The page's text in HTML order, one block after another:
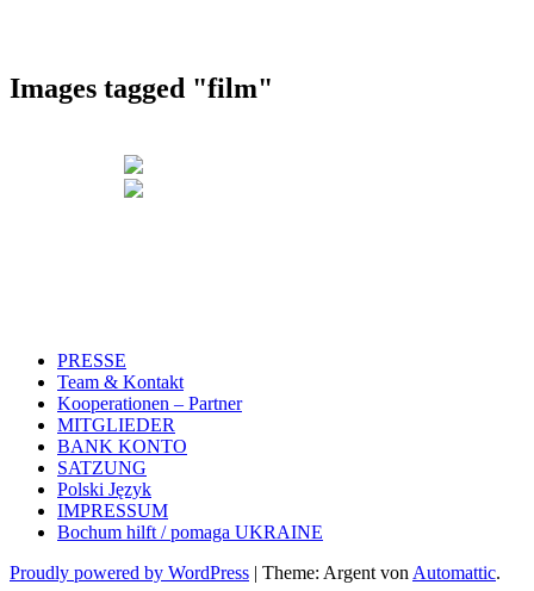
Images tagged "film"
PRESSE
Team & Kontakt
Kooperationen – Partner
MITGLIEDER
BANK KONTO
SATZUNG
Polski Język
IMPRESSUM
Bochum hilft / pomaga UKRAINE
Proudly powered by WordPress | Theme: Argent von Automattic.